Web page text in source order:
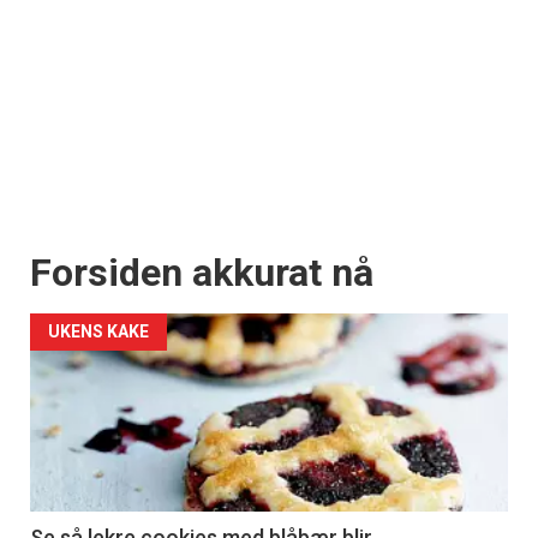
Forsiden akkurat nå
UKENS KAKE